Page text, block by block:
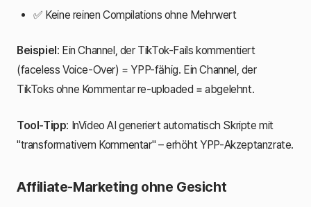
✅ Keine reinen Compilations ohne Mehrwert
Beispiel: Ein Channel, der TikTok-Fails kommentiert
(faceless Voice-Over) = YPP-fähig. Ein Channel, der
TikToks ohne Kommentar re-uploaded = abgelehnt.
Tool-Tipp: InVideo AI generiert automatisch Skripte mit
"transformativem Kommentar" – erhöht YPP-Akzeptanzrate.
Affiliate-Marketing ohne Gesicht